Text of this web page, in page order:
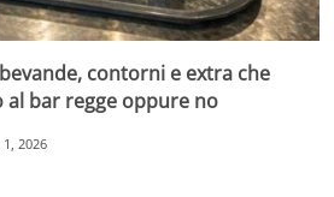
contorni e extra che
al bar regge oppure no
2026